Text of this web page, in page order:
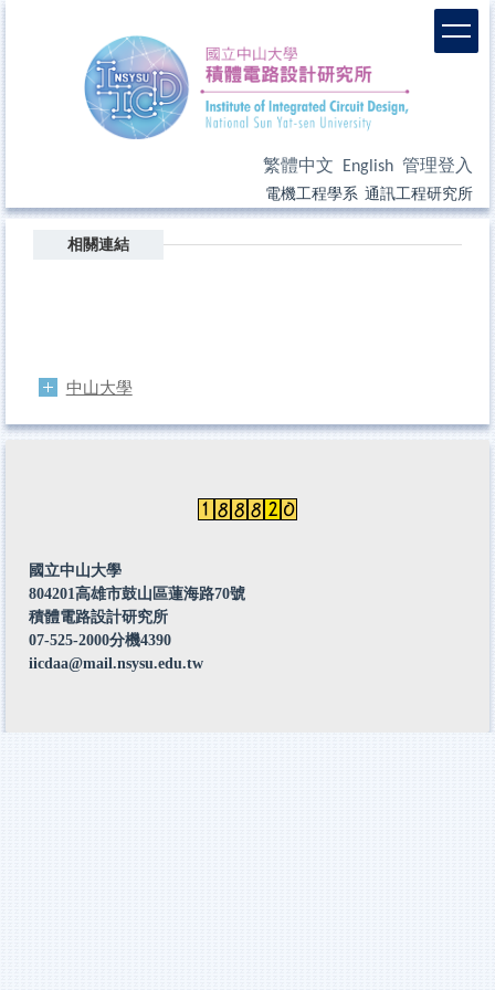
繁體中文 English 管理登入
電機工程學系 通訊工程研究所
相關連結
中山大學
國立中山大學
804201高雄市鼓山區蓮海路70號
積體電路設計研究所
07-525-2000分機4390
iicdaa@mail.nsysu.edu.tw